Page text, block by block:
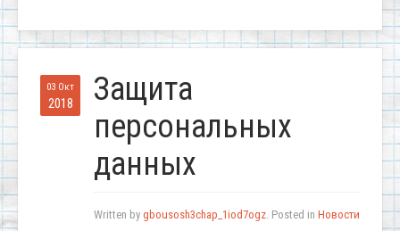
03 Окт
2018
Защита
персональных
данных
Written by gbousosh3chap_1iod7ogz. Posted in Новости